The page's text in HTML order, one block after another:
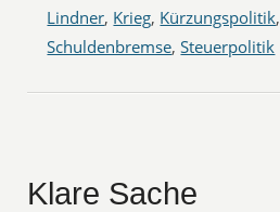
Lindner, Krieg, Kürzungspolitik,
Schuldenbremse,Steuerpolitik
Klare Sache